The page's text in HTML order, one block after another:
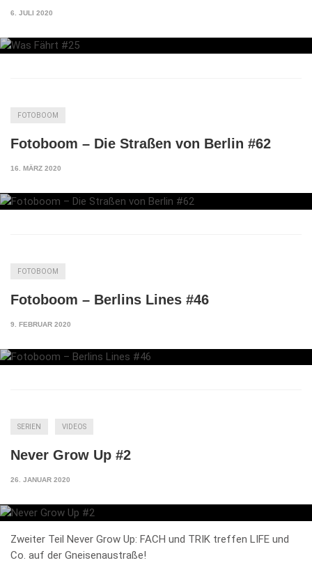
6. JULI 2020
FOTOBOOM
Fotoboom – Die Straßen von Berlin #62
16. MÄRZ 2020
FOTOBOOM
Fotoboom – Berlins Lines #46
9. FEBRUAR 2020
SERIEN VIDEOS
Never Grow Up #2
26. JANUAR 2020
Zweiter Teil Never Grow Up: FACH und TRIK treffen LIFE und
Co. auf der Gneisenaustraße!